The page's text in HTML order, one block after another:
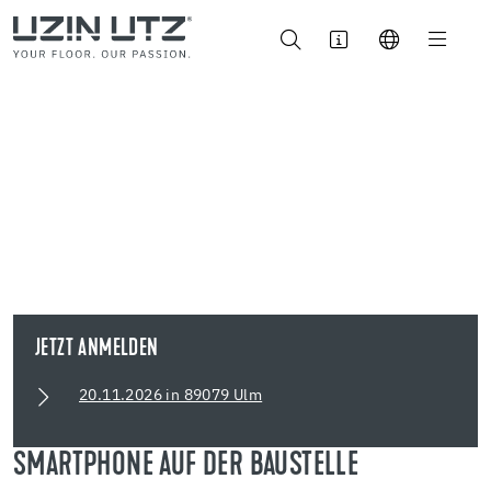
JETZT ANMELDEN
20.11.2026 in 89079 Ulm
SMARTPHONE AUF DER BAUSTELLE